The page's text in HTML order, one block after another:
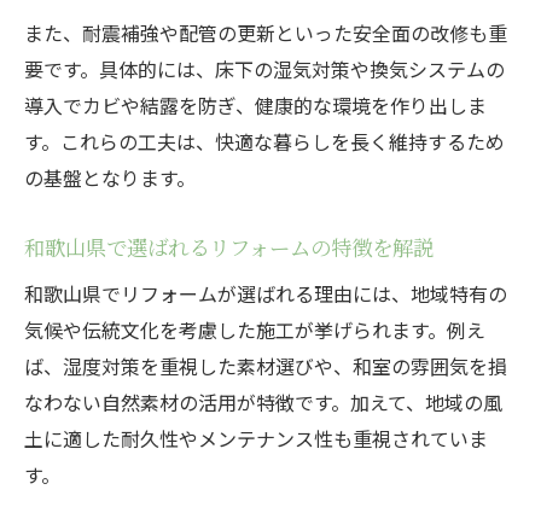
リフォームプランニングで失敗しない秘訣
住み心地向上のためのリフォームポイント
リフォームで家族のライフスタイルに合わ
リフォームで叶える心地よい暮らしのコツ
リフォームで実現する快適な住まいづくり
暮らしやすさを高めるリフォームの工夫
心地よさを追求したリフォーム事例の特徴
リフォームで長く快適に暮らすポイント
レトロリフォームで感じる安心の住み心地
また、耐震補強や配管の更新といった安全面の改修も重
要です。具体的には、床下の湿気対策や換気システムの
導入でカビや結露を防ぎ、健康的な環境を作り出しま
す。これらの工夫は、快適な暮らしを長く維持するため
の基盤となります。
和歌山県で選ばれるリフォームの特徴を解説
和歌山県でリフォームが選ばれる理由には、地域特有の
気候や伝統文化を考慮した施工が挙げられます。例え
ば、湿度対策を重視した素材選びや、和室の雰囲気を損
なわない自然素材の活用が特徴です。加えて、地域の風
土に適した耐久性やメンテナンス性も重視されていま
す。